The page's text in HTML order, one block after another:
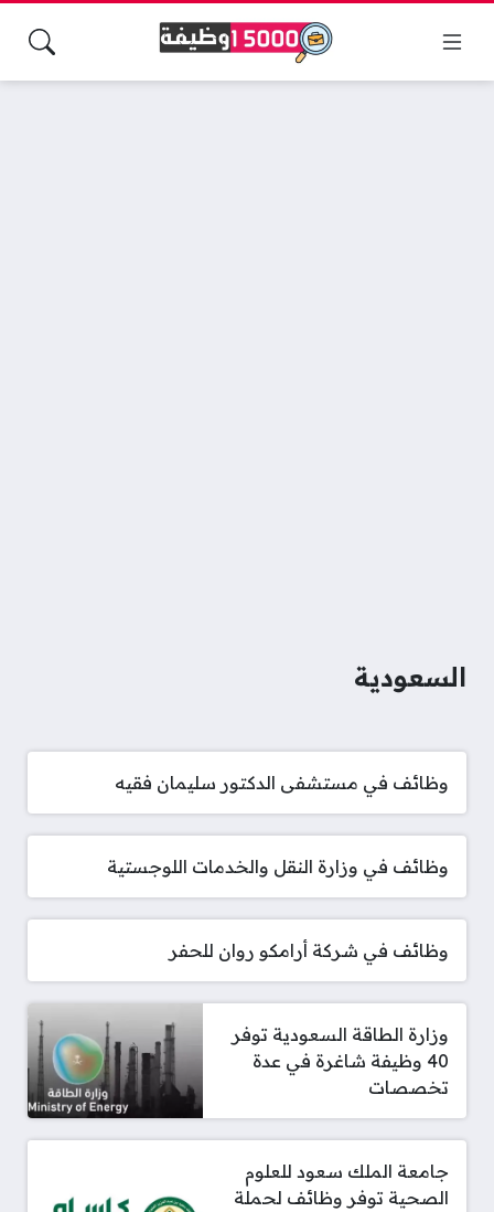
السعودية
وظائف في مستشفى الدكتور سليمان فقيه
وظائف في وزارة النقل والخدمات اللوجستية
وظائف في شركة أرامكو روان للحفر
وزارة الطاقة السعودية توفر
40 وظيفة شاغرة في عدة
تخصصات
جامعة الملك سعود للعلوم
الصحية توفر وظائف لحملة